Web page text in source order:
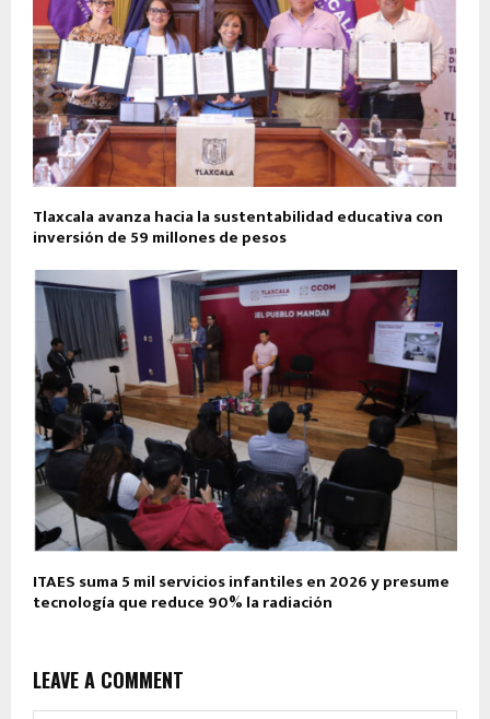
Tlaxcala avanza hacia la sustentabilidad educativa con
inversión de 59 millones de pesos
ITAES suma 5 mil servicios infantiles en 2026 y presume
tecnología que reduce 90% la radiación
LEAVE A COMMENT